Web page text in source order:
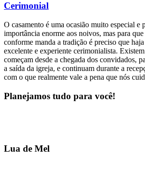
Cerimonial
O casamento é uma ocasião muito especial e
importância enorme aos noivos, mas para
conforme manda a tradição é preciso que
excelente e experiente cerimonialista.
começam desde a chegada dos convidados,
a saída da igreja, e continuam durante a
com o que realmente vale a pena que nós
Planejamos tudo para você!
Lua de Mel